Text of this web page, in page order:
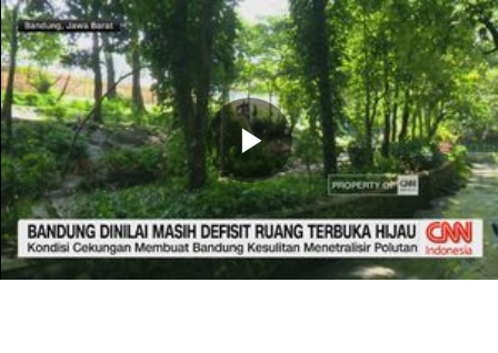
Memutarkan
Video